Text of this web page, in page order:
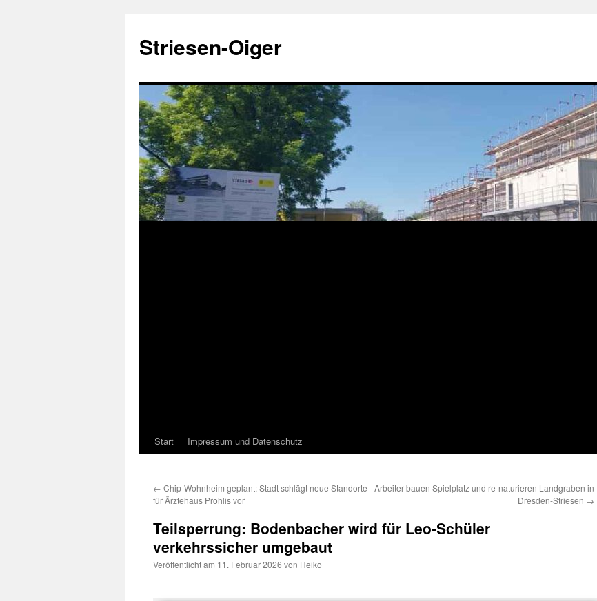
springen
Striesen-Oiger
Start Impressum und Datenschutz
← Chip-Wohnheim geplant: Stadt schlägt neue Standorte
für Ärztehaus Prohlis vor
Arbeiter bauen Spielplatz und re-naturieren Landgraben in
Dresden-Striesen →
Teilsperrung: Bodenbacher wird für Leo-Schüler
verkehrssicher umgebaut
Veröffentlicht am 11. Februar 2026 von Heiko